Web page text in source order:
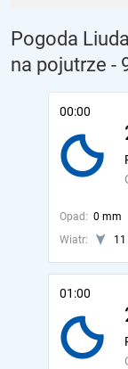
Pogoda
na pojutrze -
00:00
Opad: 0 mm
Wiatr:
01:00